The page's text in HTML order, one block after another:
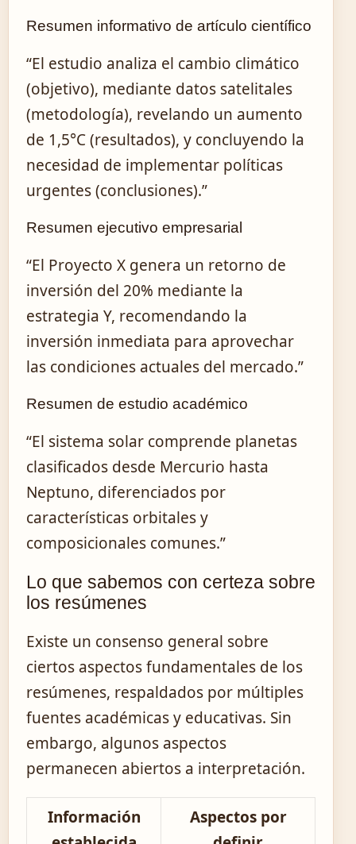
Resumen informativo de artículo científico
“El estudio analiza el cambio climático
(objetivo), mediante datos satelitales
(metodología), revelando un aumento
de 1,5°C (resultados), y concluyendo la
necesidad de implementar políticas
urgentes (conclusiones).”
Resumen ejecutivo empresarial
“El Proyecto X genera un retorno de
inversión del 20% mediante la
estrategia Y, recomendando la
inversión inmediata para aprovechar
las condiciones actuales del mercado.”
Resumen de estudio académico
“El sistema solar comprende planetas
clasificados desde Mercurio hasta
Neptuno, diferenciados por
características orbitales y
composicionales comunes.”
Lo que sabemos con certeza sobre
los resúmenes
Existe un consenso general sobre
ciertos aspectos fundamentales de los
resúmenes, respaldados por múltiples
fuentes académicas y educativas. Sin
embargo, algunos aspectos
permanecen abiertos a interpretación.
Información
Aspectos por